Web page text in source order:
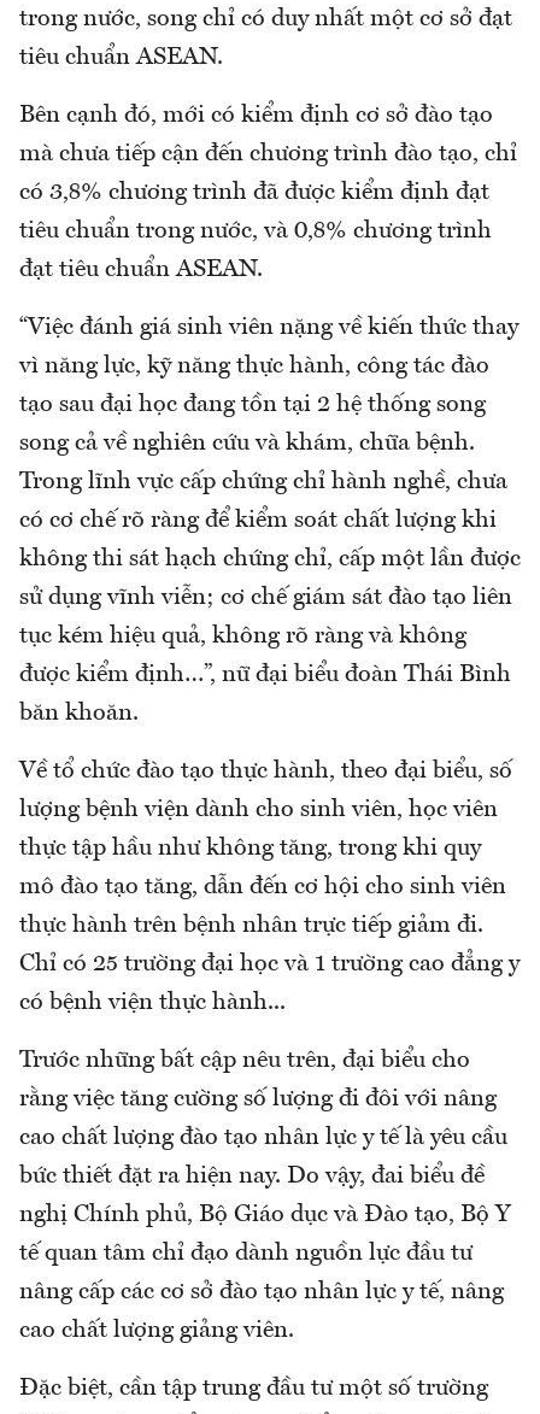
trong nước, song chỉ có duy nhất một cơ sở đạt
tiêu chuẩn ASEAN.
Bên cạnh đó, mới có kiểm định cơ sở đào tạo
mà chưa tiếp cận đến chương trình đào tạo, chỉ
có 3,8% chương trình đã được kiểm định đạt
tiêu chuẩn trong nước, và 0,8% chương trình
đạt tiêu chuẩn ASEAN.
“Việc đánh giá sinh viên nặng về kiến thức thay
vì năng lực, kỹ năng thực hành, công tác đào
tạo sau đại học đang tồn tại 2 hệ thống song
song cả về nghiên cứu và khám, chữa bệnh.
Trong lĩnh vực cấp chứng chỉ hành nghề, chưa
có cơ chế rõ ràng để kiểm soát chất lượng khi
không thi sát hạch chứng chỉ, cấp một lần được
sử dụng vĩnh viễn; cơ chế giám sát đào tạo liên
tục kém hiệu quả, không rõ ràng và không
được kiểm định…”, nữ đại biểu đoàn Thái Bình
băn khoăn.
Về tổ chức đào tạo thực hành, theo đại biểu, số
lượng bệnh viện dành cho sinh viên, học viên
thực tập hầu như không tăng, trong khi quy
mô đào tạo tăng, dẫn đến cơ hội cho sinh viên
thực hành trên bệnh nhân trực tiếp giảm đi.
Chỉ có 25 trường đại học và 1 trường cao đẳng y
có bệnh viện thực hành...
Trước những bất cập nêu trên, đại biểu cho
rằng việc tăng cường số lượng đi đôi với nâng
cao chất lượng đào tạo nhân lực y tế là yêu cầu
bức thiết đặt ra hiện nay. Do vậy, đai biểu đề
nghị Chính phủ, Bộ Giáo dục và Đào tạo, Bộ Y
tế quan tâm chỉ đạo dành nguồn lực đầu tư
nâng cấp các cơ sở đào tạo nhân lực y tế, nâng
cao chất lượng giảng viên.
Đặc biệt, cần tập trung đầu tư một số trường